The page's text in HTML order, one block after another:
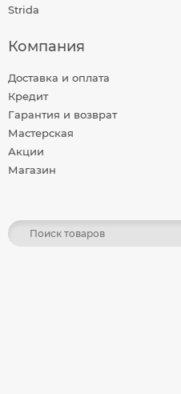
Strida
Компания
Доставка и оплата
Кредит
Гарантия и возврат
Мастерская
Акции
Магазин